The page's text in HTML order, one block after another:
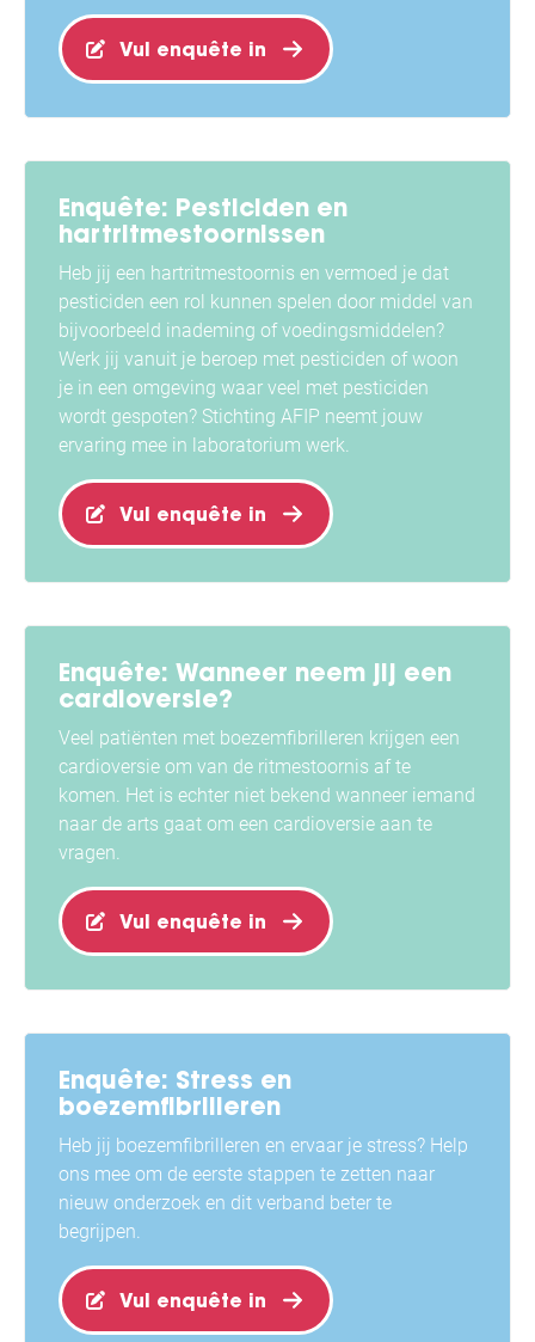
Vul enquête in
Enquête: Pesticiden en
hartritmestoornissen
Heb jij een hartritmestoornis en vermoed je dat
pesticiden een rol kunnen spelen door middel van
bijvoorbeeld inademing of voedingsmiddelen?
Werk jij vanuit je beroep met pesticiden of woon
je in een omgeving waar veel met pesticiden
wordt gespoten? Stichting AFIP neemt jouw
ervaring mee in laboratorium werk.
Vul enquête in
Enquête: Wanneer neem jij een
cardioversie?
Veel patiënten met boezemfibrilleren krijgen een
cardioversie om van de ritmestoornis af te
komen. Het is echter niet bekend wanneer iemand
naar de arts gaat om een cardioversie aan te
vragen.
Vul enquête in
Enquête: Stress en
boezemfibrilleren
Heb jij boezemfibrilleren en ervaar je stress? Help
ons mee om de eerste stappen te zetten naar
nieuw onderzoek en dit verband beter te
begrijpen.
Vul enquête in